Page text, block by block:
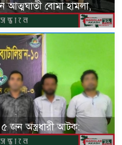
আত্মঘাতী বোমা হামলা,
৫ জন অস্ত্রধারী আটক: